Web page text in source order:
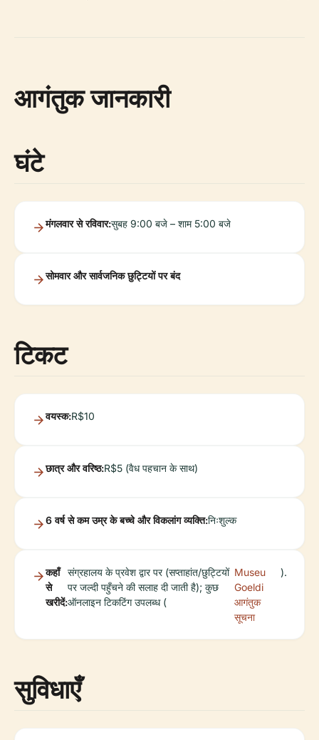
आगंतुक जानकारी
घंटे
मंगलवार से रविवार:सुबह 9:00 बजे – शाम 5:00 बजे
सोमवार और सार्वजनिक छुट्टियों पर बंद
टिकट
वयस्क:R$10
छात्र और वरिष्ठ:R$5 (वैध पहचान के साथ)
6 वर्ष से कम उम्र के बच्चे और विकलांग व्यक्ति:निःशुल्क
कहाँ
से
खरीदें:
संग्रहालय के प्रवेश द्वार पर (सप्ताहांत/छुट्टियों
पर जल्दी पहुँचने की सलाह दी जाती है); कुछ
ऑनलाइन टिकटिंग उपलब्ध (
Museu
Goeldi
आगंतुक
सूचना
).
सुविधाएँ